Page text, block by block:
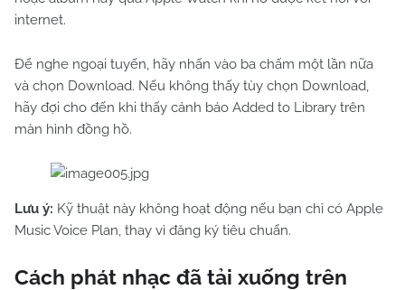
internet.
Để nghe ngoại tuyến, hãy nhấn vào ba chấm một lần nữa
và chọn Download. Nếu không thấy tùy chọn Download,
hãy đợi cho đến khi thấy cảnh báo Added to Library trên
màn hình đồng hồ.
Lưu ý: Kỹ thuật này không hoạt động nếu bạn chỉ có Apple
Music Voice Plan, thay vì đăng ký tiêu chuẩn.
Cách phát nhạc đã tải xuống trên